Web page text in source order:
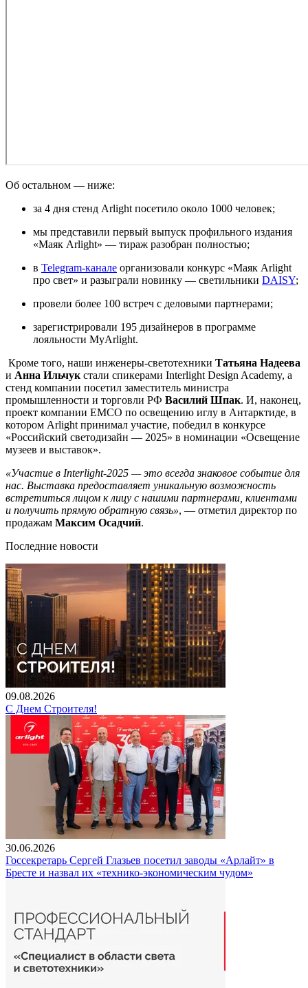
Об остальном — ниже:
за 4 дня стенд Arlight посетило около 1000 человек;
мы представили первый выпуск профильного издания
«Маяк Arlight» — тираж разобран полностью;
в Telegram-канале организовали конкурс «Маяк Arlight
про свет» и разыграли новинку — светильники DAISY;
провели более 100 встреч с деловыми партнерами;
зарегистрировали 195 дизайнеров в программе
лояльности MyArlight.
Кроме того, наши инженеры-светотехники Татьяна Надеева
и Анна Ильчук стали спикерами Interlight Design Academy, а
стенд компании посетил заместитель министра
промышленности и торговли РФ Василий Шпак. И, наконец,
проект компании EMCO по освещению иглу в Антарктиде, в
котором Arlight принимал участие, победил в конкурсе
«Российский светодизайн — 2025» в номинации «Освещение
музеев и выставок».
«Участие в Interlight-2025 — это всегда знаковое событие для
нас. Выставка предоставляет уникальную возможность
встретиться лицом к лицу с нашими партнерами, клиентами
и получить прямую обратную связь», — отметил директор по
продажам Максим Осадчий.
Последние новости
09.08.2026
С Днем Строителя!
30.06.2026
Госсекретарь Сергей Глазьев посетил заводы «Арлайт» в
Бресте и назвал их «технико-экономическим чудом»